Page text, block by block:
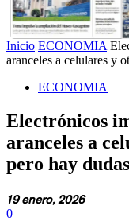
Inicio ECONOMIA
aranceles a celulares y
ECONOMIA
Electrónicos
aranceles a
pero hay
19 enero, 2026
0